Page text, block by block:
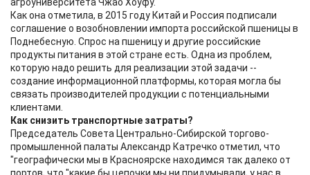
Как она отметила, в 2015 году Китай и Россия подписали
соглашение о возобновлении импорта российской пшеницы в
Поднебесную. Спрос на пшеницу и другие российские
продукты питания в этой стране есть. Одна из проблем,
которую надо решить для реализации этой задачи --
создание информационной платформы, которая могла бы
связать производителей продукции с потенциальными
клиентами.
Как снизить транспортные затраты?
Председатель Совета Центрально-Сибирской торгово-
промышленной палаты Александр Катречко отметил, что
"географически мы в Красноярске находимся так далеко от